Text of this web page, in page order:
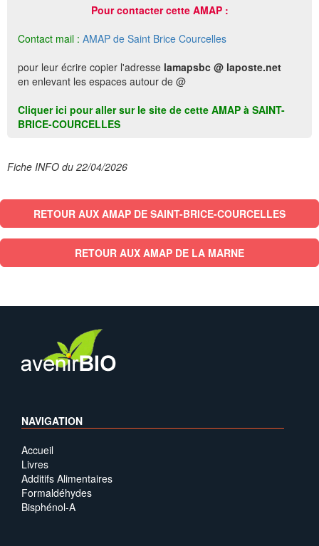
Pour contacter cette AMAP :
Contact mail : AMAP de Saint Brice Courcelles
pour leur écrire copier l'adresse lamapsbc @ laposte.net
en enlevant les espaces autour de @
Cliquer ici pour aller sur le site de cette AMAP à SAINT-
BRICE-COURCELLES
Fiche INFO du 22/04/2026
RETOUR AUX AMAP DE SAINT-BRICE-COURCELLES
RETOUR AUX AMAP DE LA MARNE
NAVIGATION
Accueil
Livres
Additifs Alimentaires
Formaldéhydes
Bisphénol-A